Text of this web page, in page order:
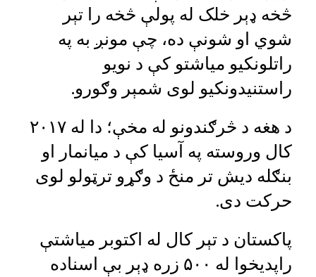
څخه ډېر خلک له پولې څخه را تېر
شوي او شونې ده، چې مونږ به په
راتلونکیو میاشتو کې د نويو
راستنیدونکیو لوی شمېر وګورو.
د هغه د څرګندونو له مخې؛ دا له ۲۰۱۷
کال وروسته په آسیا کې د میانمار او
بنګله دیش تر منځ د وګړو ترټولو لوی
حرکت دی.
پاکستان د تېر کال له اکتوبر میاشتې
راپدیخوا له ۵۰۰ زره ډېر بې اسناده